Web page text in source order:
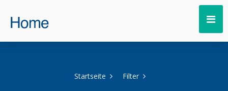
Startseite Filter